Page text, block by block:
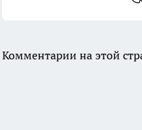
Комментарии на этой